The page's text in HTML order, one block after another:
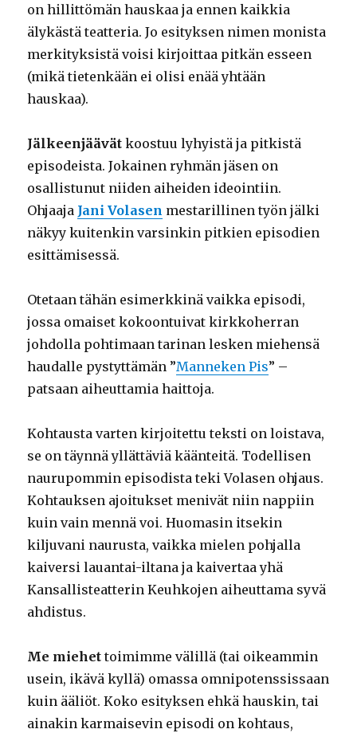
on hillittömän hauskaa ja ennen kaikkia
älykästä teatteria. Jo esityksen nimen monista
merkityksistä voisi kirjoittaa pitkän esseen
(mikä tietenkään ei olisi enää yhtään
hauskaa).
Jälkeenjäävät koostuu lyhyistä ja pitkistä
episodeista. Jokainen ryhmän jäsen on
osallistunut niiden aiheiden ideointiin.
Ohjaaja Jani Volasen mestarillinen työn jälki
näkyy kuitenkin varsinkin pitkien episodien
esittämisessä.
Otetaan tähän esimerkkinä vaikka episodi,
jossa omaiset kokoontuivat kirkkoherran
johdolla pohtimaan tarinan lesken miehensä
haudalle pystyttämän ”Manneken Pis” –
patsaan aiheuttamia haittoja.
Kohtausta varten kirjoitettu teksti on loistava,
se on täynnä yllättäviä käänteitä. Todellisen
naurupommin episodista teki Volasen ohjaus.
Kohtauksen ajoitukset menivät niin nappiin
kuin vain mennä voi. Huomasin itsekin
kiljuvani naurusta, vaikka mielen pohjalla
kaiversi lauantai-iltana ja kaivertaa yhä
Kansallisteatterin Keuhkojen aiheuttama syvä
ahdistus.
Me miehet toimimme välillä (tai oikeammin
usein, ikävä kyllä) omassa omnipotenssissaan
kuin ääliöt. Koko esityksen ehkä hauskin, tai
ainakin karmaisevin episodi on kohtaus,